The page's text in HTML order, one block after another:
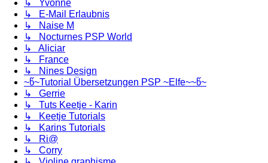
↳ Yvonne
↳ E-Mail Erlaubnis
↳ Naise M
↳ Nocturnes PSP World
↳ Aliciar
↳ France
↳ Nines Design
~წ~Tutorial Übersetzungen PSP ~Elfe~~წ~
↳ Gerrie
↳ Tuts Keetje - Karin
↳ Keetje Tutorials
↳ Karins Tutorials
↳ Ri@
↳ Corry